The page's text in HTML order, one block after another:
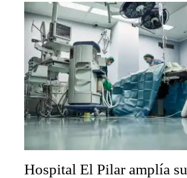
Hospital El Pilar amplía su